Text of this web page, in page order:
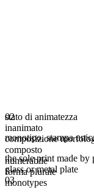
stato di animatezza
inanimato
composizione
composto
numerabile
forma plurale
monotypes
02
monotipo,stampa
the sole print made by
glass or metal plate
03